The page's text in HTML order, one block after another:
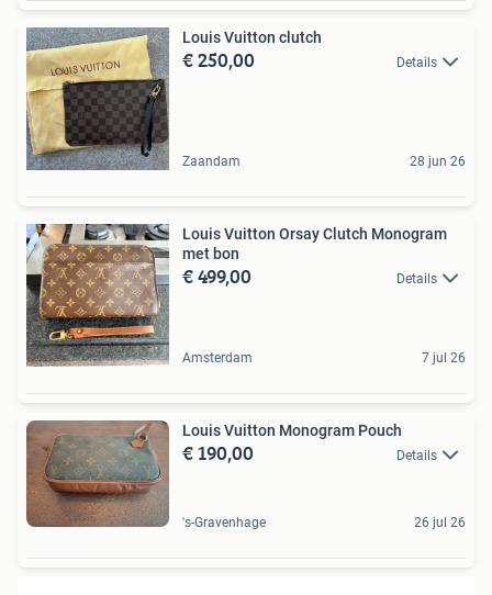
Louis Vuitton clutch
€ 250,00 Details
Zaandam 28 jun 26
Louis Vuitton Orsay Clutch Monogram
met bon
€ 499,00 Details
Amsterdam 7 jul 26
Louis Vuitton Monogram Pouch
€ 190,00 Details
's-Gravenhage 26 jul 26